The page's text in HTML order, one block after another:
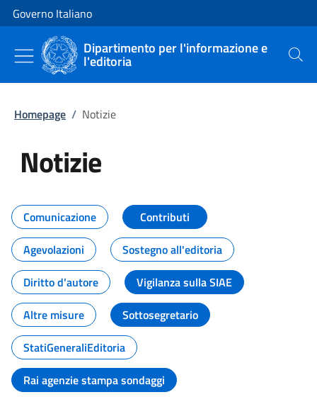
Vai al contenuto
Vai alla navigazione del sito
Governo Italiano
Dipartimento per l'informazione e
l'editoria Cerca
Homepage / Notizie
Notizie
Tutti i contenuti della pagina
Comunicazione
Contributi
Agevolazioni
Sostegno all'editoria
Diritto d'autore
Vigilanza sulla SIAE
Altre misure
Sottosegretario
StatiGeneraliEditoria
Rai agenzie stampa sondaggi